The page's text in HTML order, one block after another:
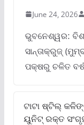
June 24, 2026
ଭୁବନେଶ୍ୱର:
ସାନ୍ତାକ୍ରୁଜ୍
ପକ୍ଷରୁ ଚଳିତ
ଟାଟା ଷ୍ଟିଲ୍‌
ୟୁନିଟ୍‌ ରକ୍ତ